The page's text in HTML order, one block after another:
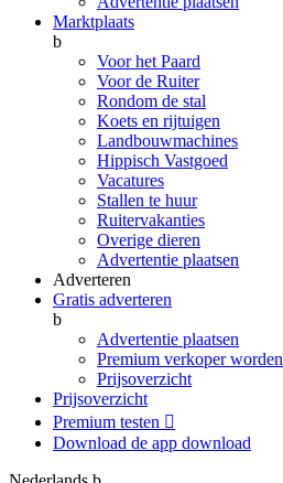
Marktplaats
b
Voor het Paard
Voor de Ruiter
Rondom de stal
Koets en rijtuigen
Landbouwmachines
Hippisch Vastgoed
Vacatures
Stallen te huur
Ruitervakanties
Overige dieren
Advertentie plaatsen
Adverteren
Gratis adverteren
b
Advertentie plaatsen
Premium verkoper worden
Prijsoverzicht
Prijsoverzicht
Premium testen 
Download de app download